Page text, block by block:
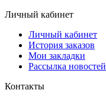
Личный кабинет
Личный кабинет
История заказов
Мои закладки
Рассылка новостей
Контакты